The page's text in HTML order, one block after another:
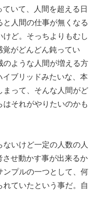
いて、人間を超える日
人間の仕事が無くなる
ど。そっちよりもむし
がどんどん鈍ってい
のような人間が増える方
ブリッドみたいな、本
まって、そんな人間がど
それがやりたいのかも
いけど一定の人数の人
させ動かす事が出来るか
ンプルの一つとして、何
ていたという事だ。自